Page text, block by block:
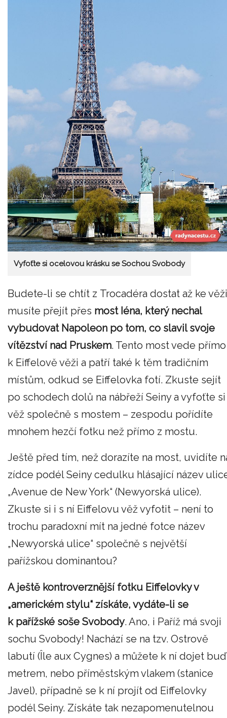
Vyfoťte si ocelovou krásku se Sochou Svobody
Budete-li se chtít z Trocadéra dostat až ke
musíte přejít přes most Iéna, který nechal
vybudovat Napoleon po tom, co slavil svoje
vítězství nad Pruskem. Tento most vede přímo
k Eiffelově věži a patří také k těm tradičním
místům, odkud se Eiffelovka fotí. Zkuste sejít
po schodech dolů na nábřeží Seiny a vyfoťte si
věž společně s mostem – zespodu pořídíte
mnohem hezčí fotku než přímo z mostu.
Ještě před tím, než dorazíte na most, uvidíte
zídce podél Seiny cedulku hlásající název
„Avenue de New York“ (Newyorská ulice).
Zkuste si i s ní Eiffelovu věž vyfotit – není to
trochu paradoxní mít na jedné fotce název
„Newyorská ulice“ společně s největší
pařížskou dominantou?
A ještě kontroverznější fotku Eiffelovky v
„americkém stylu“ získáte, vydáte-li se
k pařížské soše Svobody. Ano, i Paříž má svoji
sochu Svobody! Nachází se na tzv. Ostrově
labutí (Île aux Cygnes) a můžete k ní dojet buď
metrem, nebo příměstským vlakem (stanice
Javel), případně se k ní projít od Eiffelovky
podél Seiny. Získáte tak nezapomenutelnou